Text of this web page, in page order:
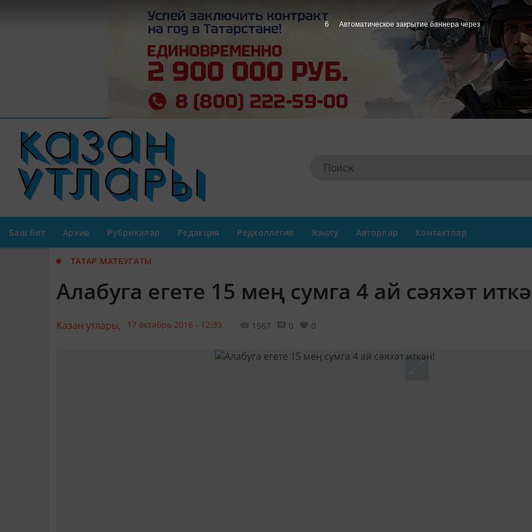
Баш бит Архив Рубрикалар Редакция Редколлегия Язылу Авторлар Контактлар
ТАТАР МАТБУГАТЫ
Алабуга егете 15 мең сумга 4 ай сәяхәт
Казан утлары, 17 октябрь 2016 - 12:39 1567 0 0
5 Автоматическое закрытие баннера через